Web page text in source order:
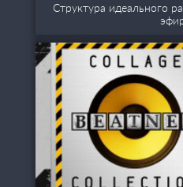
Структура идеального